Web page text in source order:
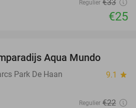
Regulier €33
€25
Aqua Mundo
Park De Haan 9.1 star
Regulier €22